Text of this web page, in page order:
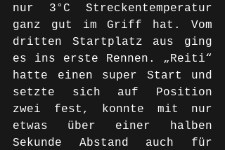
nur 3°C Streckentemperatur
ganz gut im Griff hat. Vom
dritten Startplatz aus ging
es ins erste Rennen. „Reiti“
hatte einen super Start und
setzte sich auf Position
zwei fest, konnte mit nur
etwas über einer halben
Sekunde Abstand auch für